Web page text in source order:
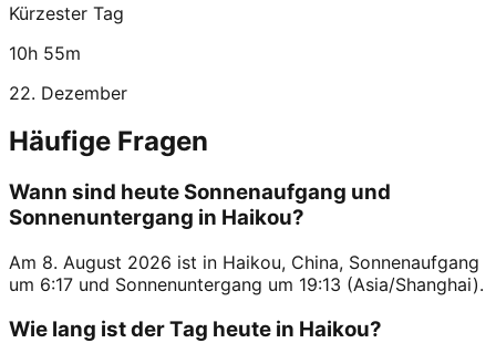
Kürzester Tag
10h 55m
22. Dezember
Häufige Fragen
Wann sind heute Sonnenaufgang und
Sonnenuntergang in Haikou?
Am 8. August 2026 ist in Haikou, China, Sonnenaufgang
um 6:17 und Sonnenuntergang um 19:13 (Asia/Shanghai).
Wie lang ist der Tag heute in Haikou?